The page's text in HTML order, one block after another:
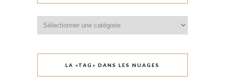
LA «TAG» DANS LES NUAGES